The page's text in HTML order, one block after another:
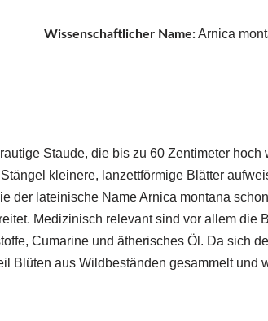
Wissenschaftlicher Name:Arnica
Staude, die bis zu 60 Zentimeter hoch
kleinere, lanzettförmige Blätter
der lateinische Name Arnica montana
Medizinisch relevant sind vor allem die
Cumarine und ätherisches Öl. Da sich
Blüten aus Wildbeständen gesammelt und